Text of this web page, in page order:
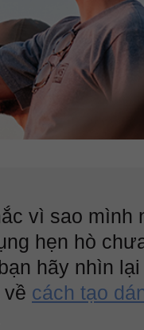
vì sao mình
hẹn hò
hãy nhìn
cách tạo